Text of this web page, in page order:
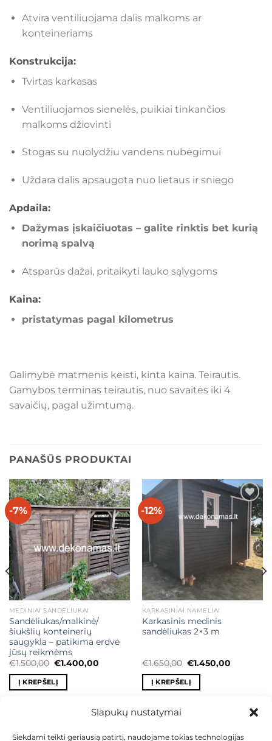
Slapukų nustatymai
Siekdami teikti geriausią patirtį, naudojame tokias technologijas
Atvira ventiliuojama dalis malkoms ar
konteineriams
Konstrukcija:
Tvirtas karkasas
Ventiliuojamos sienelės, puikiai tinkančios
malkoms džiovinti
Stogas su nuolydžiu vandens nubėgimui
Uždara dalis apsaugota nuo lietaus ir sniego
Apdaila:
Dažymas įskaičiuotas – galite rinktis bet kurią
norimą spalvą
Atsparūs dažai, pritaikyti lauko sąlygoms
Kaina:
pristatymas pagal kilometrus
Galimybė matmenis keisti, kinta kaina. Teirautis.
Gamybos terminas teirautis, nuo savaitės iki 4
savaičių, pagal užimtumą.
PANAŠŪS PRODUKTAI
-7% Mėgstamiausias
MEDINIAI SANDĖLIUKAI
Sandėliukas/malkinė/
šiukšlių konteinerių
saugykla – patikima erdvė
jūsų reikmėms
€1.500,00 Original
was:
€1.500,00.
€1.400,00Current
Į KREPŠELĮ
-12% Mėgstamiausias
KARKASINIAI NAMELIAI
Karkasinis medinis
sandėliukas 2×3 m
€1.650,00 Original
was:
€1.650,00.
€1.450,00Current
Į KREPŠELĮ